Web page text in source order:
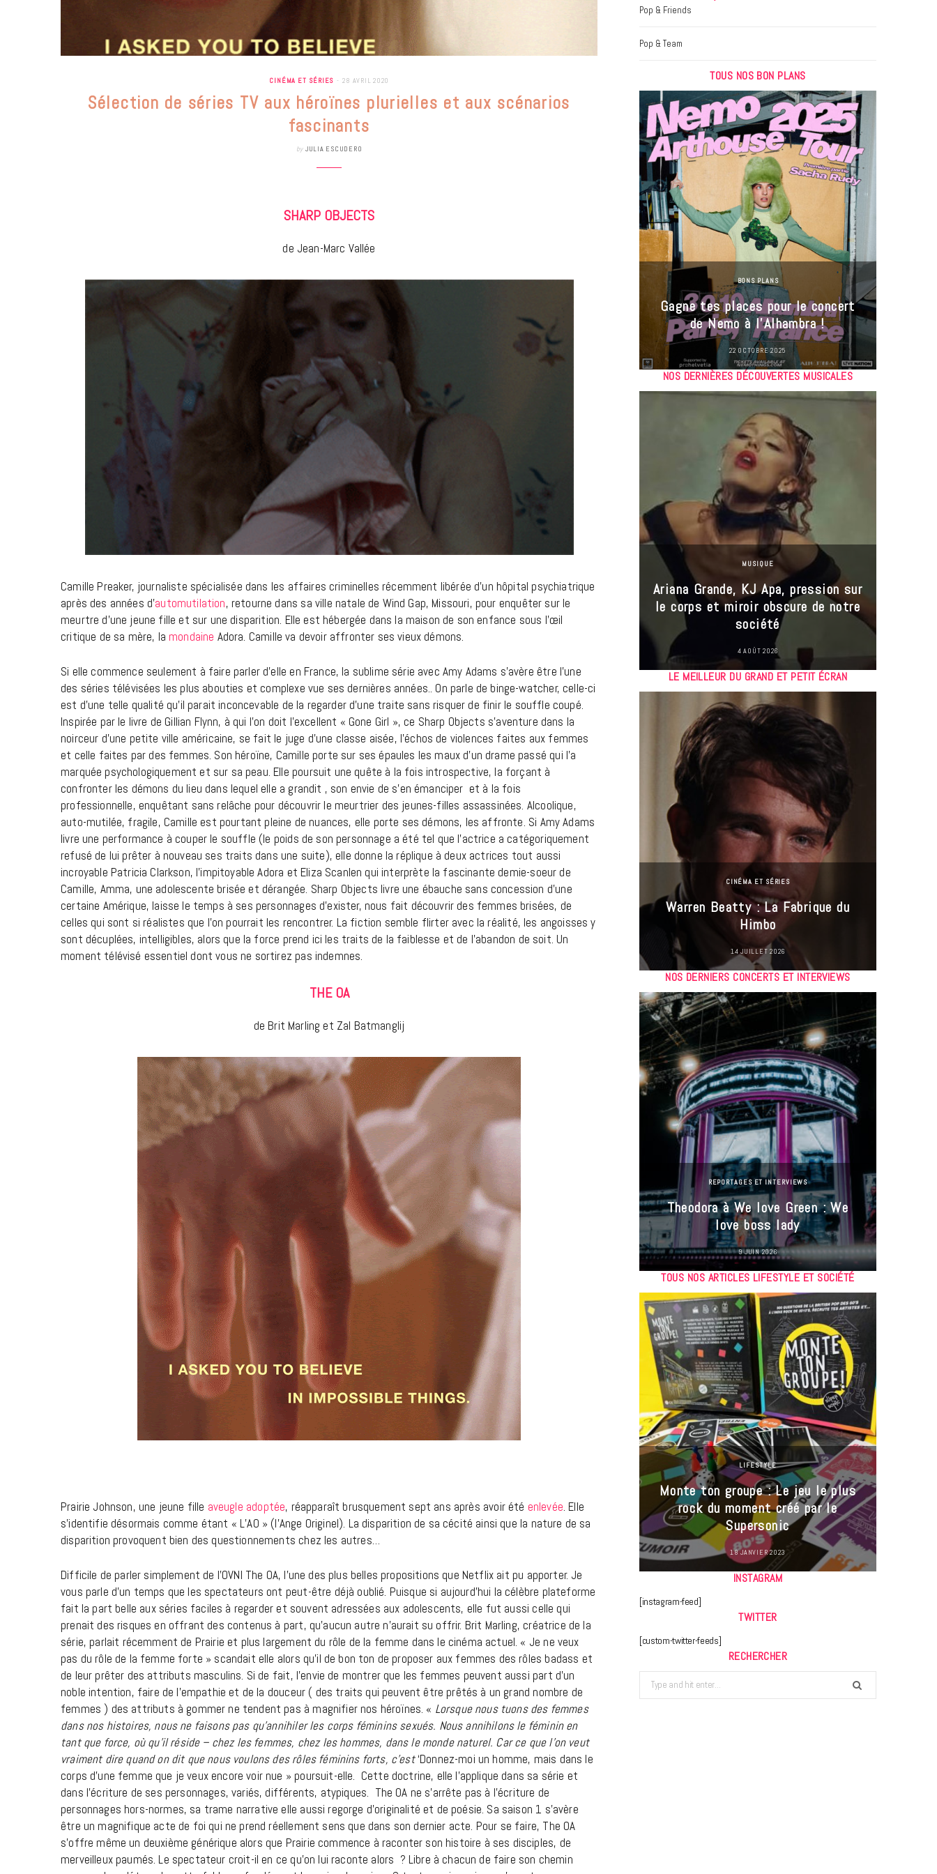
CINÉMA ET SÉRIES 28 AVRIL 2020
Sélection de séries TV aux héroïnes plurielles et aux scénarios
fascinants
by JULIA ESCUDERO
SHARP OBJECTS
de Jean-Marc Vallée
Camille Preaker, journaliste spécialisée dans les affaires criminelles récemment libérée d’un hôpital psychiatrique
après des années d’automutilation, retourne dans sa ville natale de Wind Gap, Missouri, pour enquêter sur le
meurtre d’une jeune fille et sur une disparition. Elle est hébergée dans la maison de son enfance sous l’œil
critique de sa mère, la mondaine Adora. Camille va devoir affronter ses vieux démons.
Si elle commence seulement à faire parler d’elle en France, la sublime série avec Amy Adams s’avère être l’une
des séries télévisées les plus abouties et complexe vue ses dernières années.. On parle de binge-watcher, celle-ci
est d’une telle qualité qu’il parait inconcevable de la regarder d’une traite sans risquer de finir le souffle coupé.
Inspirée par le livre de Gillian Flynn, à qui l’on doit l’excellent « Gone Girl », ce Sharp Objects s’aventure dans la
noirceur d’une petite ville américaine, se fait le juge d’une classe aisée, l’échos de violences faites aux femmes
et celle faites par des femmes. Son héroïne, Camille porte sur ses épaules les maux d’un drame passé qui l’a
marquée psychologiquement et sur sa peau. Elle poursuit une quête à la fois introspective, la forçant à
confronter les démons du lieu dans lequel elle a grandit , son envie de s’en émanciper et à la fois
professionnelle, enquêtant sans relâche pour découvrir le meurtrier des jeunes-filles assassinées. Alcoolique,
auto-mutilée, fragile, Camille est pourtant pleine de nuances, elle porte ses démons, les affronte. Si Amy Adams
livre une performance à couper le souffle (le poids de son personnage a été tel que l’actrice a catégoriquement
refusé de lui prêter à nouveau ses traits dans une suite), elle donne la réplique à deux actrices tout aussi
incroyable Patricia Clarkson, l’impitoyable Adora et Eliza Scanlen qui interprète la fascinante demie-soeur de
Camille, Amma, une adolescente brisée et dérangée. Sharp Objects livre une ébauche sans concession d’une
certaine Amérique, laisse le temps à ses personnages d’exister, nous fait découvrir des femmes brisées, de
celles qui sont si réalistes que l’on pourrait les rencontrer. La fiction semble flirter avec la réalité, les angoisses y
sont décuplées, intelligibles, alors que la force prend ici les traits de la faiblesse et de l’abandon de soit. Un
moment télévisé essentiel dont vous ne sortirez pas indemnes.
THE OA
de Brit Marling et Zal Batmanglij
Prairie Johnson, une jeune fille aveugle adoptée, réapparaît brusquement sept ans après avoir été enlevée. Elle
s’identifie désormais comme étant « L’AO » (l’Ange Originel). La disparition de sa cécité ainsi que la nature de sa
disparition provoquent bien des questionnements chez les autres…
Difficile de parler simplement de l’OVNI The OA, l’une des plus belles propositions que Netflix ait pu apporter. Je
vous parle d’un temps que les spectateurs ont peut-être déjà oublié. Puisque si aujourd’hui la célèbre plateforme
fait la part belle aux séries faciles à regarder et souvent adressées aux adolescents, elle fut aussi celle qui
prenait des risques en offrant des contenus à part, qu’aucun autre n’aurait su offrir. Brit Marling, créatrice de la
série, parlait récemment de Prairie et plus largement du rôle de la femme dans le cinéma actuel. « Je ne veux
pas du rôle de la femme forte » scandait elle alors qu’il de bon ton de proposer aux femmes des rôles badass et
de leur prêter des attributs masculins. Si de fait, l’envie de montrer que les femmes peuvent aussi part d’un
noble intention, faire de l’empathie et de la douceur ( des traits qui peuvent être prêtés à un grand nombre de
femmes ) des attributs à gommer ne tendent pas à magnifier nos héroïnes. « Lorsque nous tuons des femmes
dans nos histoires, nous ne faisons pas qu’annihiler les corps féminins sexués. Nous annihilons le féminin en
tant que force, où qu’il réside – chez les femmes, chez les hommes, dans le monde naturel. Car ce que l’on veut
vraiment dire quand on dit que nous voulons des rôles féminins forts, c’est‘Donnez-moi un homme, mais dans le
corps d’une femme que je veux encore voir nue » poursuit-elle. Cette doctrine, elle l’applique dans sa série et
dans l’écriture de ses personnages, variés, différents, atypiques. The OA ne s’arrête pas à l’écriture de
personnages hors-normes, sa trame narrative elle aussi regorge d’originalité et de poésie. Sa saison 1 s’avère
être un magnifique acte de foi qui ne prend réellement sens que dans son dernier acte. Pour se faire, The OA
s’offre même un deuxième générique alors que Prairie commence à raconter son histoire à ses disciples, de
merveilleux paumés. Le spectateur croit-il en ce qu’on lui raconte alors ? Libre à chacun de faire son chemin
Pop & Friends
Pop & Team
TOUS NOS BON PLANS
à la Cité des Sciences
14 DÉCEMBRE 2022
BONS PLANS
Gagne tes places pour le concert
de Nemo à l’Alhambra !
22 OCTOBRE 2025
NOS DERNIÈRES DÉCOUVERTES MUSICALES
MUSIQUE
Cage The Elephant, l’ivoire du rock
dévoile « Beaches In Tennessee »
MUSIQUE
Ariana Grande, KJ Apa, pression sur
le corps et miroir obscure de notre
société
4 AOÛT 2026
LE MEILLEUR DU GRAND ET PETIT ÉCRAN
Disclosure Day : le retour en grâce
de Steven Spielberg
CINÉMA ET SÉRIES
Warren Beatty : La Fabrique du
Himbo
14 JUILLET 2026
NOS DERNIERS CONCERTS ET INTERVIEWS
REPORTAGES ET INTERVIEWS
We Love Green se met au vert sur
la Montagne de Gorillaz
7 JUIN 2026
REPORTAGES ET INTERVIEWS
Theodora à We love Green : We
love boss lady
9 JUIN 2026
TOUS NOS ARTICLES LIFESTYLE ET SOCIÉTÉ
Gainsbarre à ne pas manquer sur
France 3
LIFESTYLE
Monte ton groupe : Le jeu le plus
rock du moment créé par le
Supersonic
18 JANVIER 2023
INSTAGRAM
[instagram-feed]
TWITTER
[custom-twitter-feeds]
RECHERCHER
Search
for: